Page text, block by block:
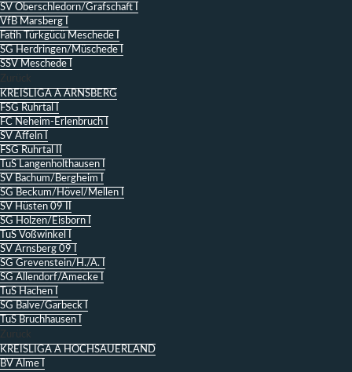
SV Oberschledorn/Grafschaft I
VfB Marsberg I
Fatih Türkgücü Meschede I
SG Herdringen/Müschede I
SSV Meschede I
Zurück
KREISLIGA A ARNSBERG
FSG Ruhrtal I
FC Neheim-Erlenbruch I
SV Affeln I
FSG Ruhrtal II
TuS Langenholthausen I
SV Bachum/Bergheim I
SG Beckum/Hövel/Mellen I
SV Hüsten 09 II
SG Holzen/Eisborn I
TuS Voßwinkel I
SV Arnsberg 09 I
SG Grevenstein/H./A. I
SG Allendorf/Amecke I
TuS Hachen I
SG Balve/Garbeck I
TuS Bruchhausen I
Zurück
KREISLIGA A HOCHSAUERLAND
BV Alme I